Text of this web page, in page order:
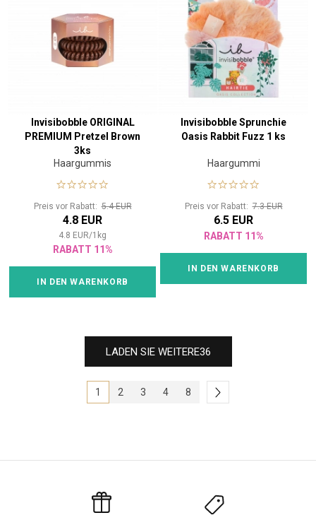
Invisibobble ORIGINAL
PREMIUM Pretzel Brown
3ks
Haargummis
Preis vor Rabatt:5.4 EUR
4.8 EUR
4.8 EUR/1 kg
RABATT 11%
IN DEN WARENKORB
Invisibobble Sprunchie
Oasis Rabbit Fuzz 1 ks
Haargummi
Preis vor Rabatt:7.3 EUR
6.5 EUR
RABATT 11%
IN DEN WARENKORB
LADEN SIE WEITERE36
1 2 3 4 8